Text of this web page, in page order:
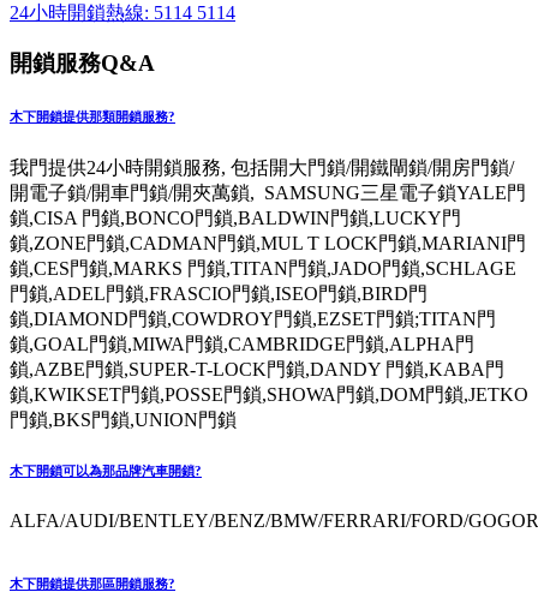
24小時開鎖熱線: 5114 5114
開鎖服務Q&A
木下開鎖提供那類開鎖服務?
我門提供24小時開鎖服務, 包括開大門鎖/開鐵閘鎖/開房門鎖/
開電子鎖/開車門鎖/開夾萬鎖, SAMSUNG三星電子鎖YALE門
鎖,CISA 門鎖,BONCO門鎖,BALDWIN門鎖,LUCKY門
鎖,ZONE門鎖,CADMAN門鎖,MUL T LOCK門鎖,MARIANI門
鎖,CES門鎖,MARKS 門鎖,TITAN門鎖,JADO門鎖,SCHLAGE
門鎖,ADEL門鎖,FRASCIO門鎖,ISEO門鎖,BIRD門
鎖,DIAMOND門鎖,COWDROY門鎖,EZSET門鎖;TITAN門
鎖,GOAL門鎖,MIWA門鎖,CAMBRIDGE門鎖,ALPHA門
鎖,AZBE門鎖,SUPER-T-LOCK門鎖,DANDY 門鎖,KABA門
鎖,KWIKSET門鎖,POSSE門鎖,SHOWA門鎖,DOM門鎖,JETKO
門鎖,BKS門鎖,UNION門鎖
木下開鎖可以為那品牌汽車開鎖?
ALFA/AUDI/BENTLEY/BENZ/BMW/FERRARI/FORD/
木下開鎖提供那區開鎖服務?